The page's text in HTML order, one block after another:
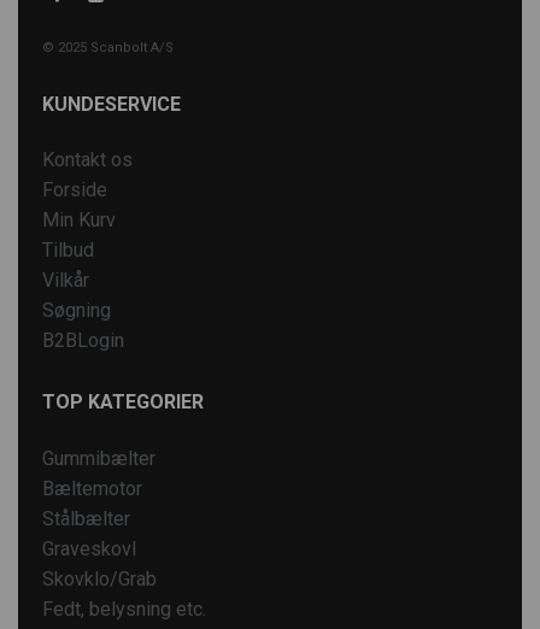
© 2025 Scanbolt A/S
KUNDESERVICE
Kontakt os
Forside
Min Kurv
Tilbud
Vilkår
Søgning
B2BLogin
TOP KATEGORIER
Gummibælter
Bæltemotor
Stålbælter
Graveskovl
Skovklo/Grab
Fedt, belysning etc.